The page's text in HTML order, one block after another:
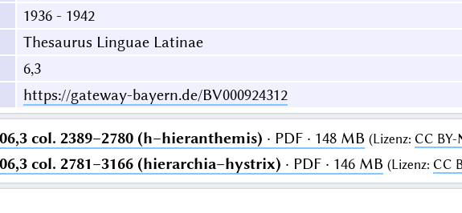
1936 - 1942
Thesaurus Linguae Latinae
6,3
https://gateway-bayern.de/BV000924312
col. 2389–2780 (h–hieranthemis) · PDF · 148 MB (Lizenz: CC
col. 2781–3166 (hierarchia–hystrix) · PDF · 146 MB (Lizenz: CC